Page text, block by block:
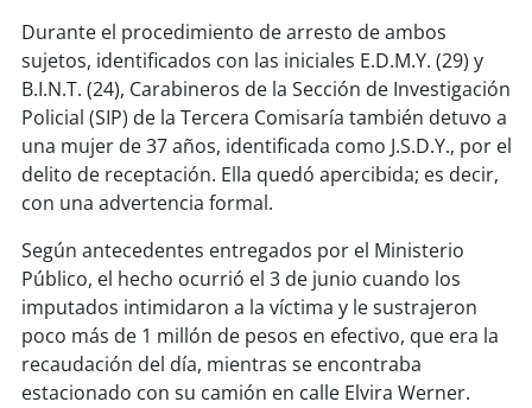
soyarauco
soytemuco
soyvaldivia
soyosorno
soypuertomontt
soychiloé
Durante el procedimiento de arresto de ambos
sujetos, identificados con las iniciales E.D.M.Y. (29) y
B.I.N.T. (24), Carabineros de la Sección de Investigación
Policial (SIP) de la Tercera Comisaría también detuvo a
una mujer de 37 años, identificada como J.S.D.Y., por el
delito de receptación. Ella quedó apercibida; es decir,
con una advertencia formal.
Según antecedentes entregados por el Ministerio
Público, el hecho ocurrió el 3 de junio cuando los
imputados intimidaron a la víctima y le sustrajeron
poco más de 1 millón de pesos en efectivo, que era la
recaudación del día, mientras se encontraba
estacionado con su camión en calle Elvira Werner.